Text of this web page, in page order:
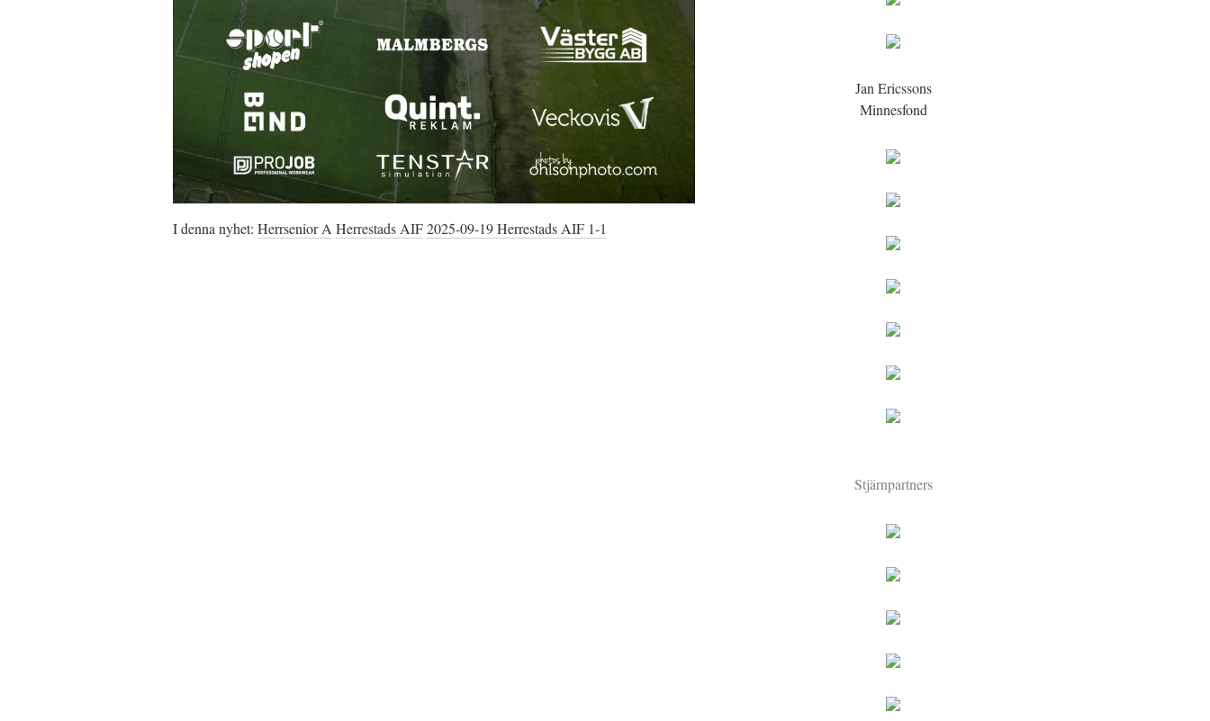
I denna nyhet: Herrsenior A Herrestads AIF2025-09-19 Herrestads AIF 1-1
Jan Ericssons
Minnesfond
Stjärnpartners